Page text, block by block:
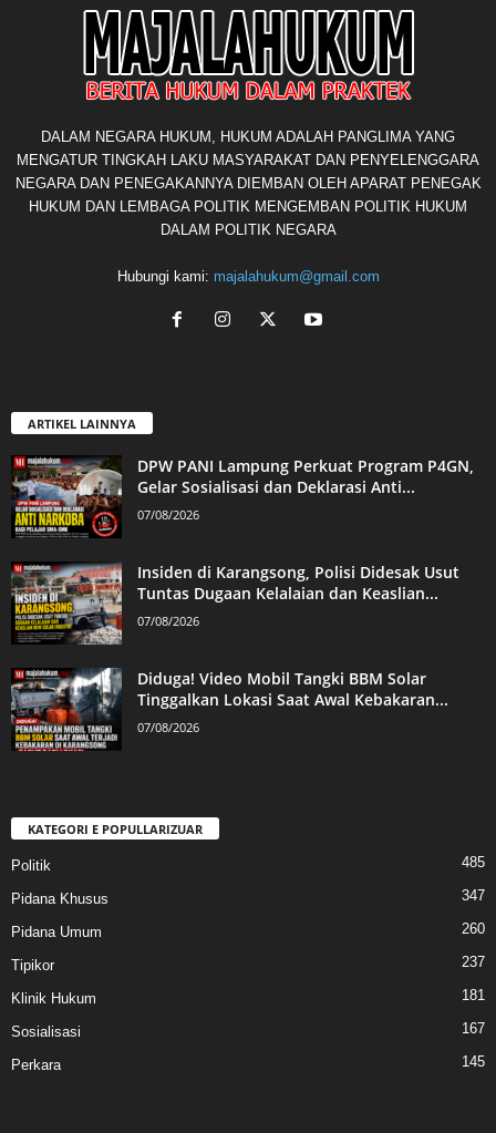
DALAM NEGARA HUKUM, HUKUM ADALAH PANGLIMA YANG
MENGATUR TINGKAH LAKU MASYARAKAT DAN PENYELENGGARA
NEGARA DAN PENEGAKANNYA DIEMBAN OLEH APARAT PENEGAK
HUKUM DAN LEMBAGA POLITIK MENGEMBAN POLITIK HUKUM
DALAM POLITIK NEGARA
Hubungi kami: majalahukum@gmail.com
ARTIKEL LAINNYA
DPW PANI Lampung Perkuat Program P4GN,
Gelar Sosialisasi dan Deklarasi Anti...
07/08/2026
Insiden di Karangsong, Polisi Didesak Usut
Tuntas Dugaan Kelalaian dan Keaslian...
07/08/2026
Diduga! Video Mobil Tangki BBM Solar
Tinggalkan Lokasi Saat Awal Kebakaran...
07/08/2026
KATEGORI E POPULLARIZUAR
Politik 485
Pidana Khusus 347
Pidana Umum 260
Tipikor 237
Klinik Hukum 181
Sosialisasi 167
Perkara 145